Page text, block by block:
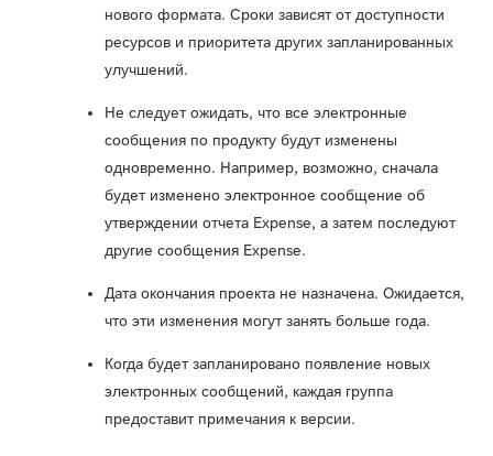
нового формата. Сроки зависят от доступности
ресурсов и приоритета других запланированных
улучшений.
Не следует ожидать, что все электронные
сообщения по продукту будут изменены
одновременно. Например, возможно, сначала
будет изменено электронное сообщение об
утверждении отчета Expense, а затем последуют
другие сообщения Expense.
Дата окончания проекта не назначена. Ожидается,
что эти изменения могут занять больше года.
Когда будет запланировано появление новых
электронных сообщений, каждая группа
предоставит примечания к версии.